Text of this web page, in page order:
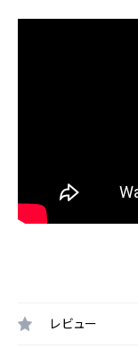
レビュー